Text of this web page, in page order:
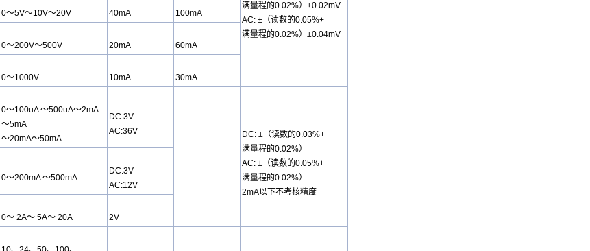
满量程的0.02%）±0.02mV
AC: ±（读数的0.05%+
满量程的0.02%）±0.04mV
0～5V～10V～20V 40mA 100mA
0～200V～500V 20mA 60mA
0～1000V 10mA 30mA
0～100uA ～500uA～2mA
～5mA
～20mA～50mA
DC:3V
AC:36V
DC: ±（读数的0.03%+
满量程的0.02%）
AC: ±（读数的0.05%+
满量程的0.02%）
2mA以下不考核精度
0～200mA ～500mA
DC:3V
AC:12V
0～ 2A～ 5A～ 20A 2V